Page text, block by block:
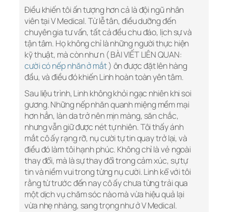
Điều khiến tôi ấn tượng hơn cả là đội ngũ nhân
viên tại V Medical. Từ lễ tân, điều dưỡng đến
chuyên gia tư vấn, tất cả đều chu đáo, lịch sự và
tận tâm. Họ không chỉ là những người thực hiện
kỹ thuật, mà còn như n ( BÀI VIẾT LIÊN QUAN:
cười có nếp nhăn ở mắt) ôn được đặt lên hàng
đầu, và điều đó khiến Linh hoàn toàn yên tâm.
Sau liệu trình, Linh không khỏi ngạc nhiên khi soi
gương. Những nếp nhăn quanh miệng mềm mại
hơn hẳn, làn da trở nên mịn màng, săn chắc,
nhưng vẫn giữ được nét tự nhiên. Tôi thấy ánh
mắt cô ấy rạng rỡ, nụ cười tự tin quay trở lại, và
điều đó làm tôi hạnh phúc. Không chỉ là vẻ ngoài
thay đổi, mà là sự thay đổi trong cảm xúc, sự tự
tin và niềm vui trong từng nụ cười. Linh kể với tôi
rằng từ trước đến nay cô ấy chưa từng trải qua
một dịch vụ chăm sóc nào mà vừa hiệu quả lại
vừa nhẹ nhàng, sang trọng như ở V Medical.